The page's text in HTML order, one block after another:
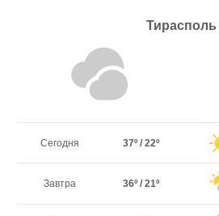
Тирасполь
Сегодня 37º / 22º
Завтра 36º / 21º